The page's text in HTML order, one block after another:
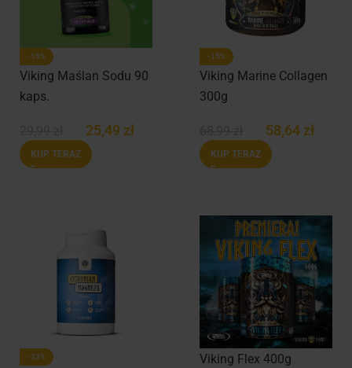
-15%
Viking Maślan Sodu 90
kaps.
25,49 zł
KUP TERAZ
-15%
Viking Marine Collagen
300g
58,64 zł
KUP TERAZ
-33% Viking Flex 400g